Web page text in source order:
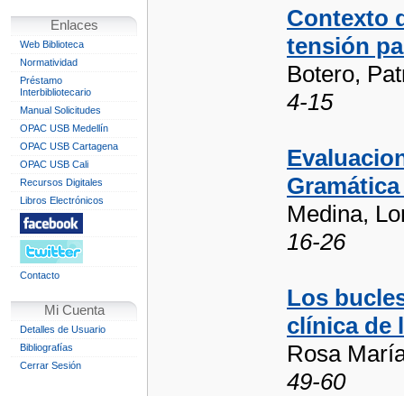
Enlaces
Web Biblioteca
Normatividad
Préstamo
Interbibliotecario
Manual Solicitudes
OPAC USB Medellín
OPAC USB Cartagena
OPAC USB Cali
Recursos Digitales
Libros Electrónicos
Contacto
Mi Cuenta
Detalles de Usuario
Bibliografías
Cerrar Sesión
Contexto
tensión
Botero,
4-15
Medina,
16-26
Los
clínica de
Rosa
49-60